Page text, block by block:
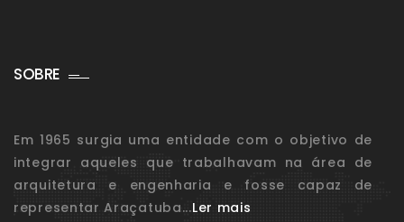
SOBRE
Em 1965 surgia uma entidade com o objetivo de
integrar aqueles que trabalhavam na área de
arquitetura e engenharia e fosse capaz de
representar Araçatuba...Ler mais